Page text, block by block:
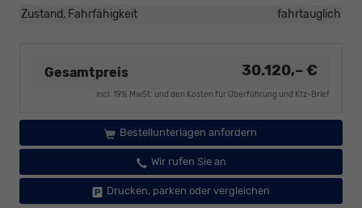
Zustand, Fahrfähigkeit
fahrtauglich
Gesamtpreis 30.120,– €
incl. 19% MwSt. und den Kosten für Überführung und Kfz-Brief
Bestellunterlagen anfordern
Wir rufen Sie an
Drucken, parken oder vergleichen